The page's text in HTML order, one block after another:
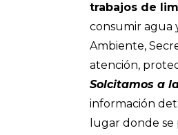
trabajos de
consumir agua
Ambiente,
atención,
Solcitamos a
información
lugar donde